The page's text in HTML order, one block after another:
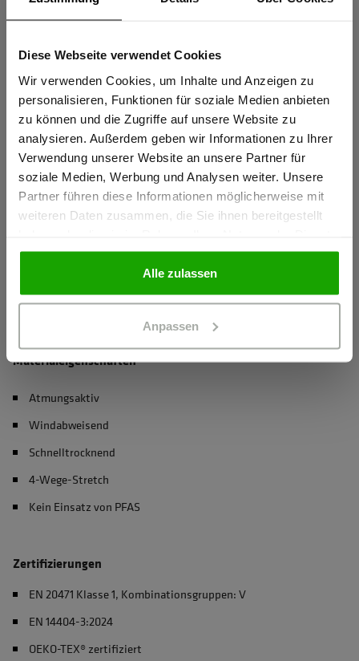
Diese Webseite verwendet Cookies
Wir verwenden Cookies, um Inhalte und Anzeigen zu
personalisieren, Funktionen für soziale Medien anbieten
zu können und die Zugriffe auf unsere Website zu
analysieren. Außerdem geben wir Informationen zu Ihrer
Verwendung unserer Website an unsere Partner für
soziale Medien, Werbung und Analysen weiter. Unsere
Partner führen diese Informationen möglicherweise mit
weiteren Daten zusammen, die Sie ihnen bereitgestellt
gesammelt haben.
Alle zulassen
Anpassen
Waschbar bei 60°C, max. 50 Haushaltswäschen (EN 20471)
Knietaschen zertifiziert nach EN 14404-3:2024
Extrem robustes PRO AR40 Knieschutz-Gewebe für
maximale Abriebfestigkeit
Thermofixierte und formstabile Reflexstreifen PRO ReFlex
mehr anzeigen
Herstellerangaben
info@schoeffel-pro.com
Materialeigenschaften
Atmungsaktiv
Windabweisend
Schnelltrocknend
4-Wege-Stretch
Kein Einsatz von PFAS
Zertifizierungen
EN 20471 Klasse 1, Kombinationsgruppen: V
EN 14404-3:2024
OEKO-TEX® zertifiziert
Sind Sie
Gewerbetreibender?
Ich bestätige, dass ich Gewerbetreibender bin. Alle
Preise werden netto ausgewiesen.